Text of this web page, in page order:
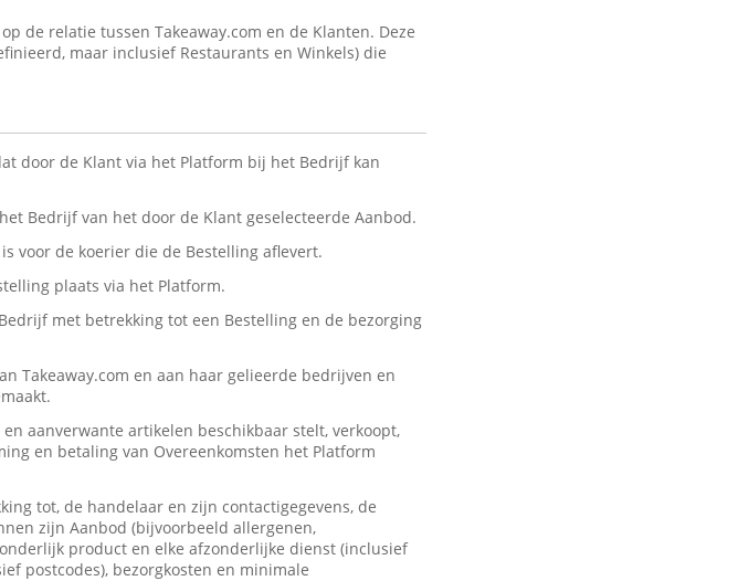
de relatie tussen Takeaway.com en de Klanten. Deze
maar inclusief Restaurants en Winkels) die
door de Klant via het Platform bij het Bedrijf kan
Bedrijf van het door de Klant geselecteerde Aanbod.
voor de koerier die de Bestelling aflevert.
plaats via het Platform.
met betrekking tot een Bestelling en de bezorging
Takeaway.com en aan haar gelieerde bedrijven en
aanverwante artikelen beschikbaar stelt, verkoopt,
en betaling van Overeenkomsten het Platform
tot, de handelaar en zijn contactigegevens, de
zijn Aanbod (bijvoorbeeld allergenen,
product en elke afzonderlijke dienst (inclusief
postcodes), bezorgkosten en minimale